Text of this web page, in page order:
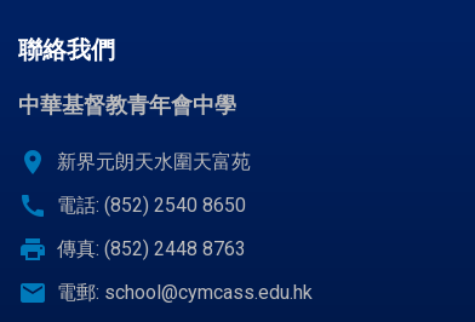
聯絡我們
中華基督教青年會中學
location_on 新界元朗天水圍天富苑
call 電話: (852) 2540 8650
print 傳真: (852) 2448 8763
email 電郵: school@cymcass.edu.hk